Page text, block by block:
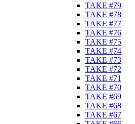
TAKE #79
TAKE #78
TAKE #77
TAKE #76
TAKE #75
TAKE #74
TAKE #73
TAKE #72
TAKE #71
TAKE #70
TAKE #69
TAKE #68
TAKE #67